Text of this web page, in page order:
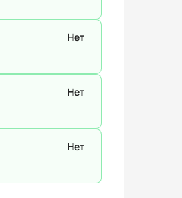
Нет
Нет
Нет